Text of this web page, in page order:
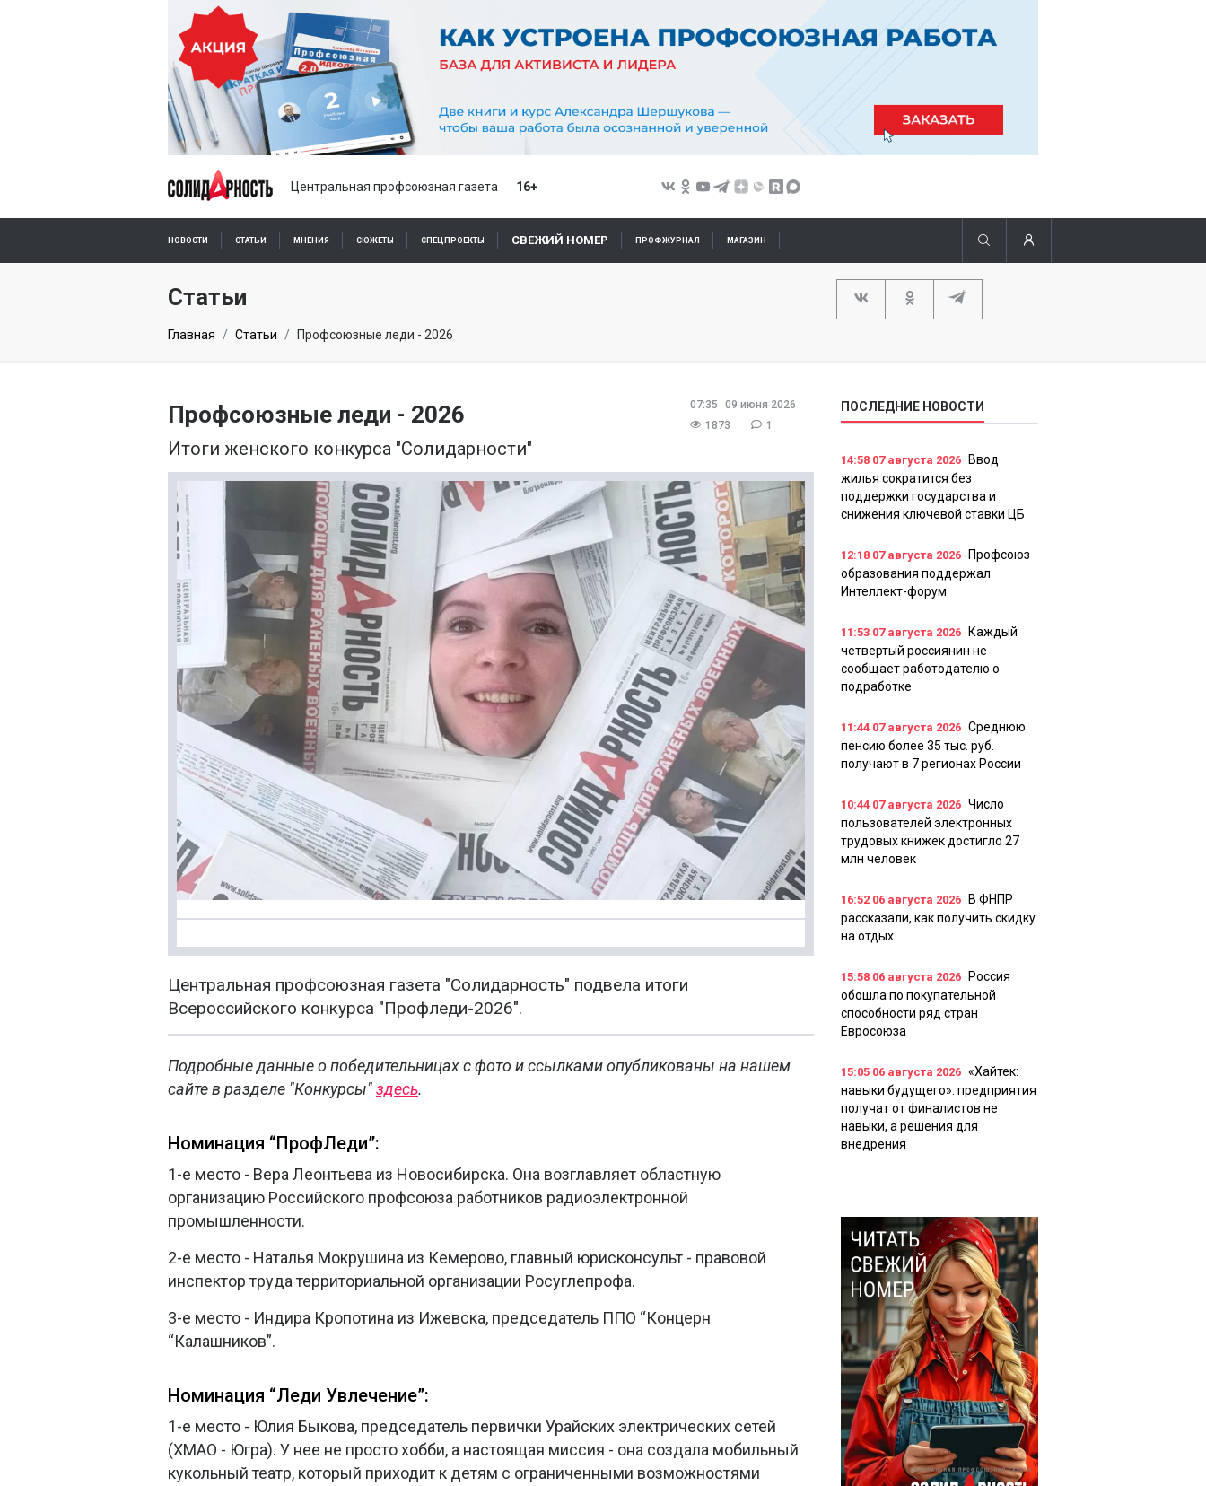
Центральная профсоюзная газета 16+
НОВОСТИ СТАТЬИ МНЕНИЯ СЮЖЕТЫ СПЕЦПРОЕКТЫ СВЕЖИЙ НОМЕР ПРОФЖУРНАЛ МАГАЗИН
Статьи
Главная Статьи Профсоюзные леди - 2026
07:35
09 июня 2026
1873
1
Профсоюзные леди - 2026
Итоги женского конкурса "Солидарности"
Центральная профсоюзная газета "Солидарность" подвела итоги
Всероссийского конкурса "Профледи-2026".
Подробные данные о победительницах с фото и ссылками опубликованы на нашем
сайте в разделе "Конкурсы"здесь.
Номинация “ПрофЛеди”:
1-е место - Вера Леонтьева из Новосибирска. Она возглавляет областную
организацию Российского профсоюза работников радиоэлектронной
промышленности.
2-е место - Наталья Мокрушина из Кемерово, главный юрисконсульт - правовой
инспектор труда территориальной организации Росуглепрофа.
3-е место - Индира Кропотина из Ижевска, председатель ППО “Концерн
“Калашников”.
Номинация “Леди Увлечение”:
1-е место - Юлия Быкова, председатель первички Урайских электрических сетей
(ХМАО - Югра). У нее не просто хобби, а настоящая миссия - она создала мобильный
кукольный театр, который приходит к детям с ограниченными возможностями
ПОСЛЕДНИЕ НОВОСТИ
14:58 07 августа 2026
Ввод
жилья сократится без
поддержки государства и
снижения ключевой ставки ЦБ
12:18 07 августа 2026
Профсоюз
образования поддержал
Интеллект-форум
11:53 07 августа 2026
Каждый
четвертый россиянин не
сообщает работодателю о
подработке
11:44 07 августа 2026 Среднюю
пенсию более 35 тыс. руб.
получают в 7 регионах России
10:44 07 августа 2026 Число
пользователей электронных
трудовых книжек достигло 27
млн человек
16:52 06 августа 2026
В ФНПР
рассказали, как получить скидку
на отдых
15:58 06 августа 2026
Россия
обошла по покупательной
способности ряд стран
Евросоюза
15:05 06 августа 2026 «Хайтек:
навыки будущего»: предприятия
получат от финалистов не
навыки, а решения для
внедрения